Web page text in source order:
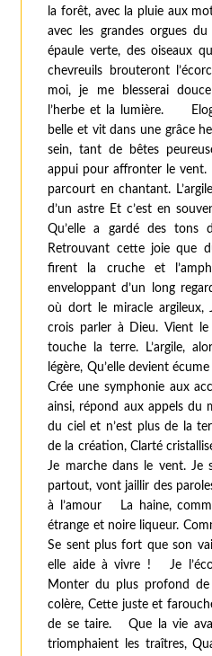
la forêt, avec la pluie aux
avec les grandes orgues
épaule verte, des oiseaux
chevreuils brouteront
moi, je me blesserai
l’herbe et la lumière.
belle et vit dans une grâce
sein, tant de bêtes
appui pour affronter le vent.
parcourt en chantant.
d’un astre Et c’est en
Qu’elle a gardé des tons
Retrouvant cette joie que
firent la cruche et
enveloppant d’un long
où dort le miracle argileux,
crois parler à Dieu. Vient
touche la terre. L’argile,
légère, Qu’elle devient
Crée une symphonie aux
ainsi, répond aux appels du
du ciel et n’est plus de la
de la création, Clarté
Je marche dans le vent. Je
partout, vont jaillir des
à l’amour
La haine,
étrange et noire liqueur.
Se sent plus fort que son
elle aide à vivre ! Je
Monter du plus profond de
colère, Cette juste et
de se taire. Que la vie
triomphaient les traîtres,